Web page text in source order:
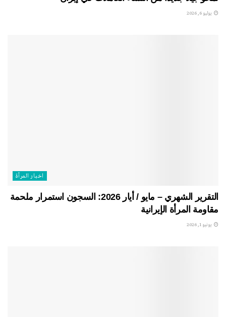
يوليو 6, 2026
اخبار المرأة
التقرير الشهري – مايو / أيار 2026: السجون استمرار ملحمة
مقاومة المرأة الإيرانية
يونيو 1, 2026